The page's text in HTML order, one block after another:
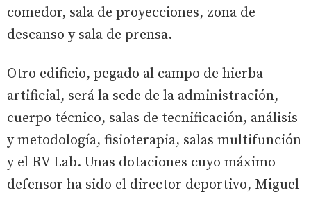
comedor, sala de proyecciones, zona de
descanso y sala de prensa.
Otro edificio, pegado al campo de hierba
artificial, será la sede de la administración,
cuerpo técnico, salas de tecnificación, análisis
y metodología, fisioterapia, salas multifunción
y el RV Lab. Unas dotaciones cuyo máximo
defensor ha sido el director deportivo, Miguel